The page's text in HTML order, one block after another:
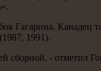
Гагарина. Канадец
1991).
- отметил